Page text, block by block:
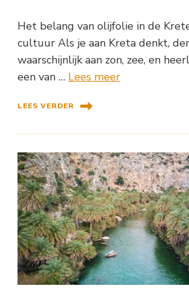
Het belang van olijfolie in de
cultuur Als je aan Kreta denkt,
waarschijnlijk aan zon, zee, en
een van … Lees meer
LEES VERDER